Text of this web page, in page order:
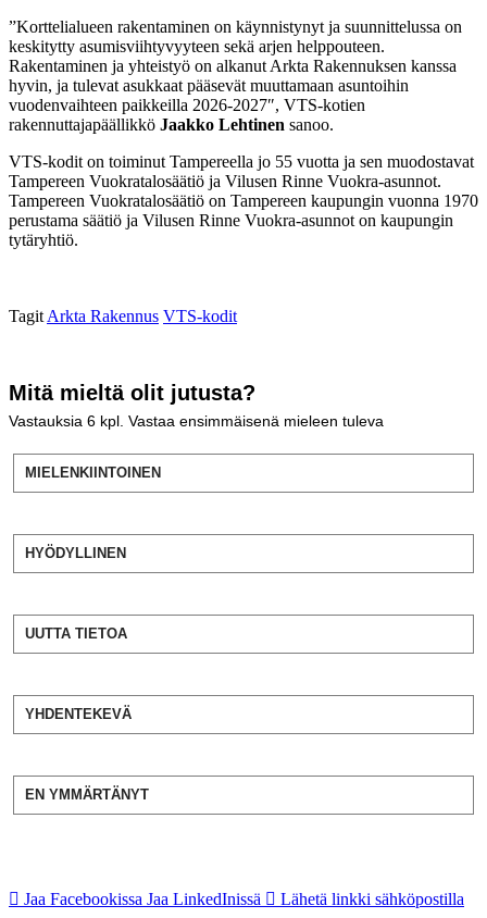
”Korttelialueen rakentaminen on käynnistynyt ja suunnittelussa on
keskitytty asumisviihtyvyyteen sekä arjen helppouteen.
Rakentaminen ja yhteistyö on alkanut Arkta Rakennuksen kanssa
hyvin, ja tulevat asukkaat pääsevät muuttamaan asuntoihin
vuodenvaihteen paikkeilla 2026-2027″, VTS-kotien
rakennuttajapäällikkö Jaakko Lehtinen sanoo.
VTS-kodit on toiminut Tampereella jo 55 vuotta ja sen muodostavat
Tampereen Vuokratalosäätiö ja Vilusen Rinne Vuokra-asunnot.
Tampereen Vuokratalosäätiö on Tampereen kaupungin vuonna 1970
perustama säätiö ja Vilusen Rinne Vuokra-asunnot on kaupungin
tytäryhtiö.
Tagit Arkta Rakennus VTS-kodit
Mitä mieltä olit jutusta?
Vastauksia 6 kpl. Vastaa ensimmäisenä mieleen tuleva
MIELENKIINTOINEN
HYÖDYLLINEN
UUTTA TIETOA
YHDENTEKEVÄ
EN YMMÄRTÄNYT
Jaa Facebookissa Jaa LinkedInissä Lähetä linkki sähköpostilla